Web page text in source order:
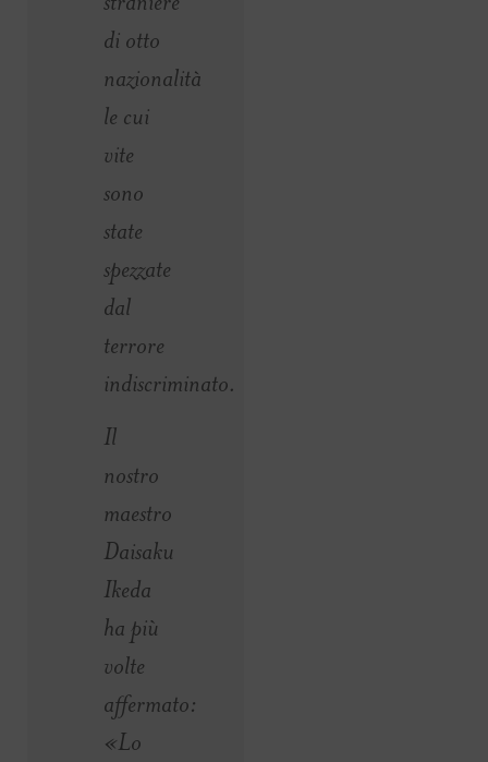
di otto
nazionalità
le cui
vite
sono
state
spezzate
dal
terrore
indiscriminato.
Il
nostro
maestro
Daisaku
Ikeda
ha più
volte
affermato:
«Lo